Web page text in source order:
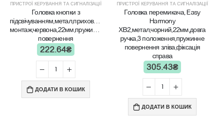
ПРИСТРОЇ КЕРУВАННЯ ТА СИГНАЛІЗАЦІЇ
Головка кнопки з
підсвічуванням,метал,прихований
монтаж,червона,22мм,пружинне
повернення
222.64₴
ДОДАТИ В КОШИК
ПРИСТРОЇ КЕРУВАННЯ ТА СИГНАЛІЗАЦІЇ
Головка перемикача, Easy
Harmony
XB2,метал,чорний,22мм,довга
ручка,3 положення,пружинне
повернення зліва,фіксація
справа
305.43₴
ДОДАТИ В КОШИК